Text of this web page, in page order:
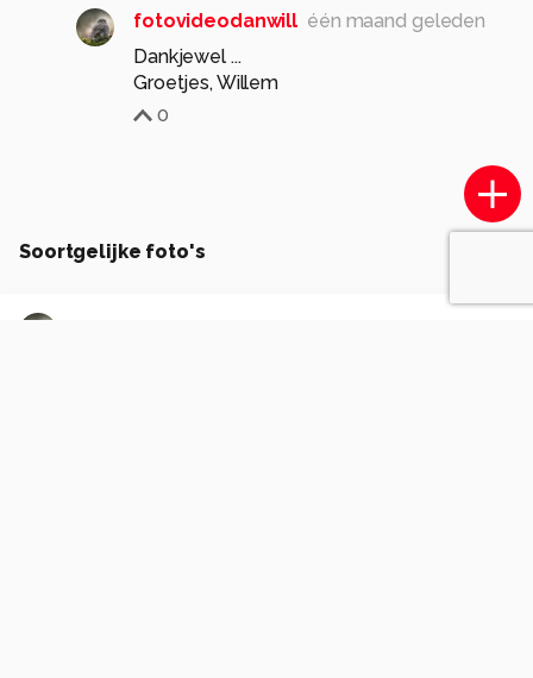
fotovideodanwill één maand geleden
Dankjewel ...
Groetjes, Willem
0
Soortgelijke foto's